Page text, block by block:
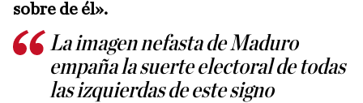
sobre de él».
La imagen nefasta de Maduro
empaña la suerte electoral de todas
las izquierdas de este signo